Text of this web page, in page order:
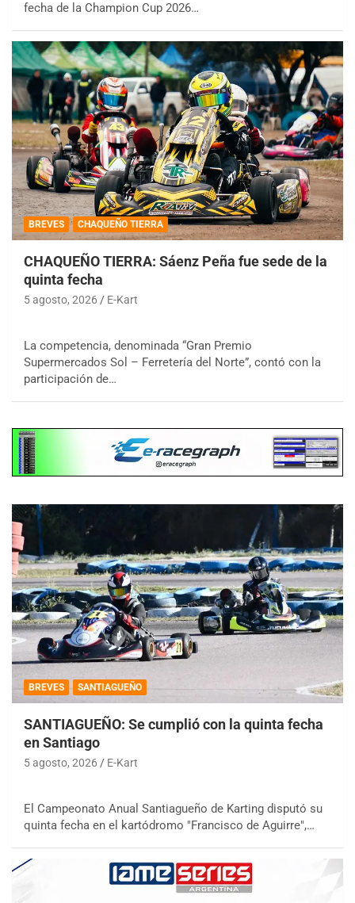
fecha de la Champion Cup 2026…
BREVES CHAQUEÑO TIERRA
CHAQUEÑO TIERRA: Sáenz Peña fue sede de la
quinta fecha
5 agosto, 2026 E-Kart
La competencia, denominada “Gran Premio
Supermercados Sol – Ferretería del Norte”, contó con la
participación de…
BREVES SANTIAGUEÑO
SANTIAGUEÑO: Se cumplió con la quinta fecha
en Santiago
5 agosto, 2026 E-Kart
El Campeonato Anual Santiagueño de Karting disputó su
quinta fecha en el kartódromo "Francisco de Aguirre",…